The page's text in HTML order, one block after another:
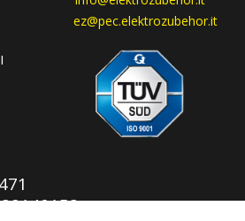
ez@pec.elektrozubehor.it